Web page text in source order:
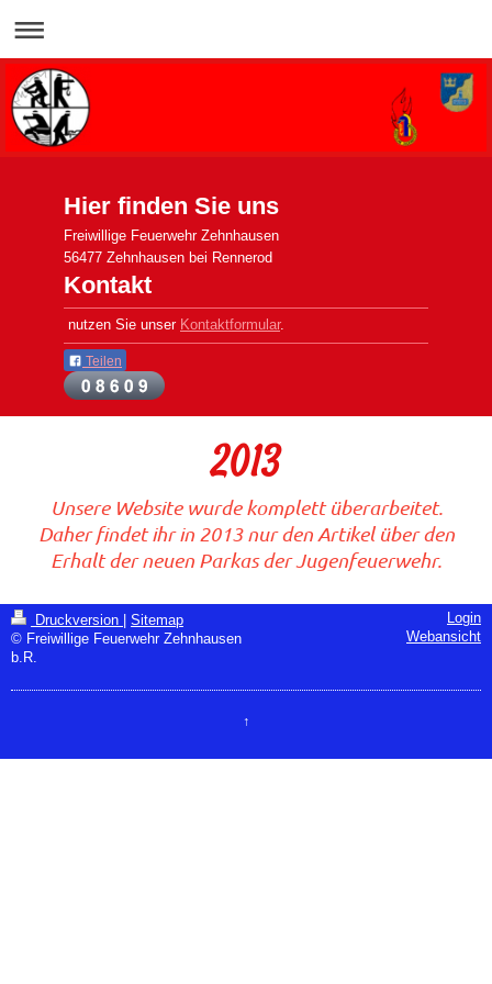
Hier finden Sie uns
Freiwillige Feuerwehr Zehnhausen
56477 Zehnhausen bei Rennerod
Kontakt
nutzen Sie unser Kontaktformular.
Teilen
2013
Unsere Website wurde komplett überarbeitet.
Daher findet ihr in 2013 nur den Artikel über den
Erhalt der neuen Parkas der Jugenfeuerwehr.
Druckversion
Sitemap
© Freiwillige Feuerwehr Zehnhausen
b.R.
Login
Webansicht
↑